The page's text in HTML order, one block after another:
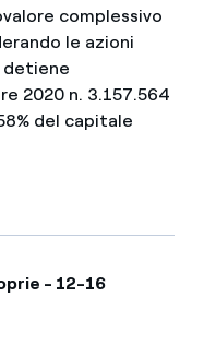
complessivo
le azioni
detiene
2020 n. 3.157.564
del capitale
- 12-16